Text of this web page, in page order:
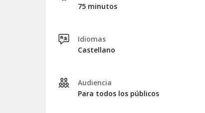
75 minutos
Idiomas
Castellano
Audiencia
Para todos los públicos